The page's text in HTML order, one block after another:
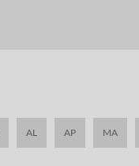
AL AP MA